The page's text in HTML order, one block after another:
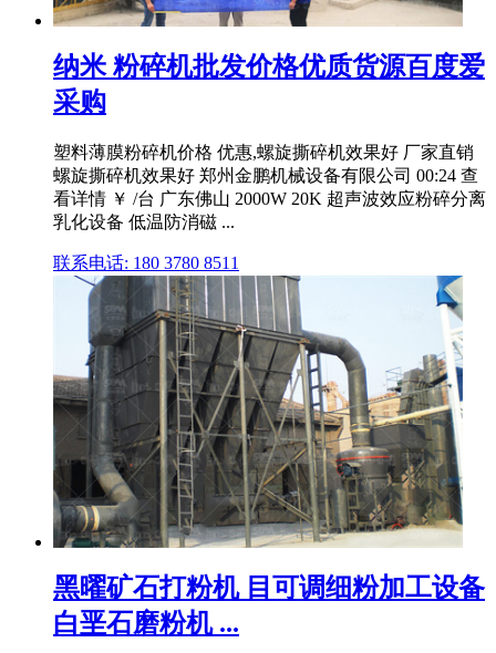
纳米 粉碎机批发价格优质货源百度爱
采购
塑料薄膜粉碎机价格 优惠,螺旋撕碎机效果好 厂家直销
螺旋撕碎机效果好 郑州金鹏机械设备有限公司 00:24 查
看详情 ￥ /台 广东佛山 2000W 20K 超声波效应粉碎分离
乳化设备 低温防消磁 ...
联系电话: 180 3780 8511
黑曜矿石打粉机 目可调细粉加工设备
白垩石磨粉机 ...